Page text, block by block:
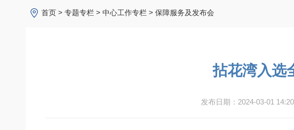
首页 > 专题专栏 > 中心工作专栏 > 保障服务及发布会
拈花湾入选
发布日期：2024-03-01 14:20